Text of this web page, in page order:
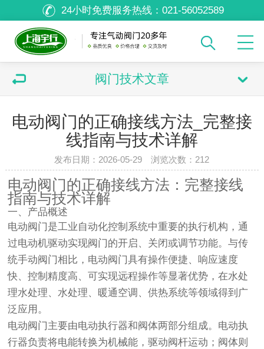
24小时免费服务热线： 021-56052589
阀门技术文章
电动阀门的正确接线方法_完整接
线指南与技术详解
发布日期：2026-05-29 浏览次数： 212
电动阀门的正确接线方法：完整接线
指南与技术详解
一、产品概述
电动阀门是工业自动化控制系统中重要的执行机构，通
过电动机驱动实现阀门的开启、关闭或调节功能。与传
统手动阀门相比，电动阀门具有操作便捷、响应速度
快、控制精度高、可实现远程操作等显著优势，在水处
理水处理、水处理、暖通空调、供热系统等领域得到广
泛应用。
电动阀门主要由电动执行器和阀体两部分组成。电动执
行器负责将电能转换为机械能，驱动阀杆运动；阀体则